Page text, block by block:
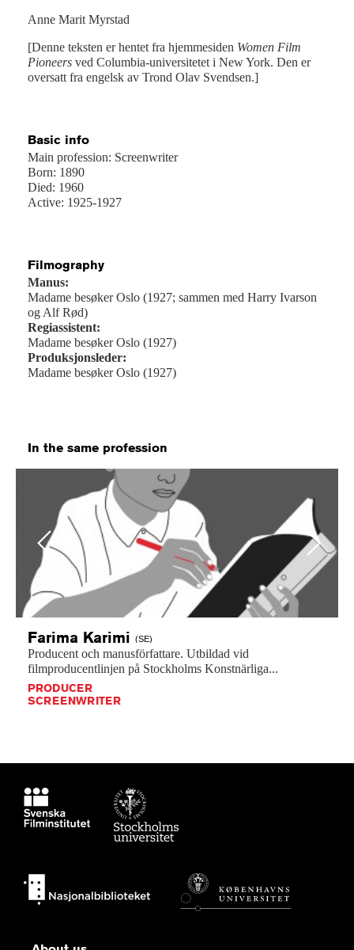
Anne Marit Myrstad
[Denne teksten er hentet fra hjemmesiden Women Film
Pioneers ved Columbia-universitetet i New York. Den er
oversatt fra engelsk av Trond Olav Svendsen.]
Basic info
Main profession: Screenwriter
Born: 1890
Died: 1960
Active: 1925-1927
Filmography
Manus:
Madame besøker Oslo (1927; sammen med Harry Ivarson
og Alf Rød)
Regiassistent:
Madame besøker Oslo (1927)
Produksjonsleder:
Madame besøker Oslo (1927)
In the same profession
Previous
Farima Karimi (SE)
Producent och manusförfattare. Utbildad vid
filmproducentlinjen på Stockholms Konstnärliga...
PRODUCER
SCREENWRITER
Next